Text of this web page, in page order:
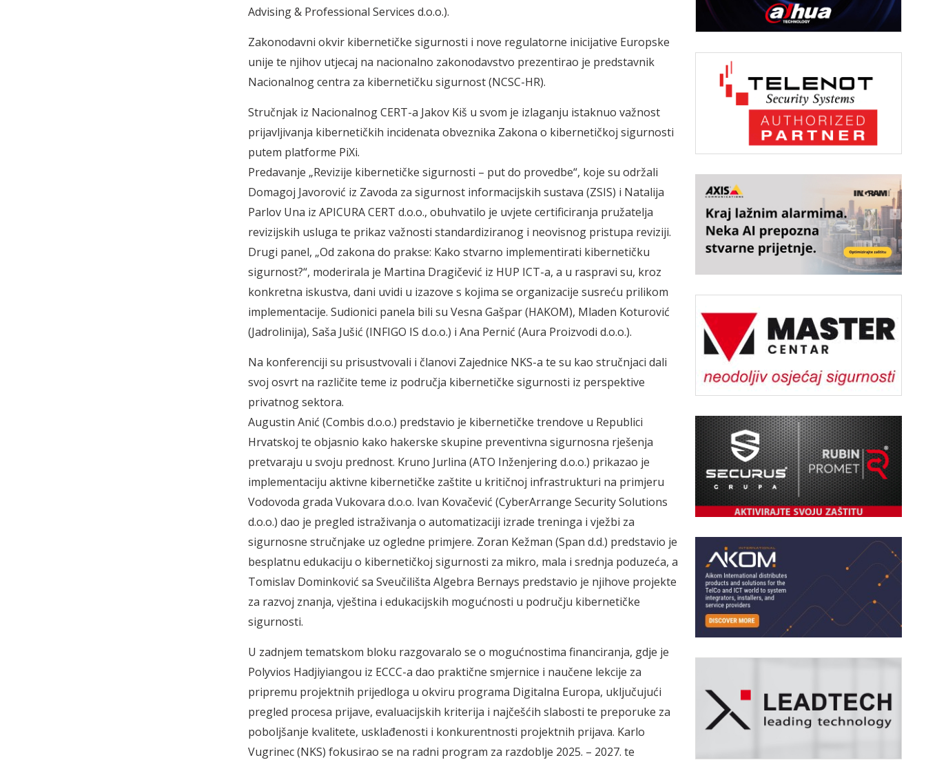
Advising & Professional Services d.o.o.).
Zakonodavni okvir kibernetičke sigurnosti i nove regulatorne inicijative Europske
unije te njihov utjecaj na nacionalno zakonodavstvo prezentirao je predstavnik
Nacionalnog centra za kibernetičku sigurnost (NCSC-HR).
Stručnjak iz Nacionalnog CERT-a Jakov Kiš u svom je izlaganju istaknuo važnost
prijavljivanja kibernetičkih incidenata obveznika Zakona o kibernetičkoj sigurnosti
putem platforme PiXi.
Predavanje „Revizije kibernetičke sigurnosti – put do provedbe“, koje su održali
Domagoj Javorović iz Zavoda za sigurnost informacijskih sustava (ZSIS) i Natalija
Parlov Una iz APICURA CERT d.o.o., obuhvatilo je uvjete certificiranja pružatelja
revizijskih usluga te prikaz važnosti standardiziranog i neovisnog pristupa reviziji.
Drugi panel, „Od zakona do prakse: Kako stvarno implementirati kibernetičku
sigurnost?“, moderirala je Martina Dragičević iz HUP ICT-a, a u raspravi su, kroz
konkretna iskustva, dani uvidi u izazove s kojima se organizacije susreću prilikom
implementacije. Sudionici panela bili su Vesna Gašpar (HAKOM), Mladen Koturović
(Jadrolinija), Saša Jušić (INFIGO IS d.o.o.) i Ana Pernić (Aura Proizvodi d.o.o.).
Na konferenciji su prisustvovali i članovi Zajednice NKS-a te su kao stručnjaci dali
svoj osvrt na različite teme iz područja kibernetičke sigurnosti iz perspektive
privatnog sektora.
Augustin Anić (Combis d.o.o.) predstavio je kibernetičke trendove u Republici
Hrvatskoj te objasnio kako hakerske skupine preventivna sigurnosna rješenja
pretvaraju u svoju prednost. Kruno Jurlina (ATO Inženjering d.o.o.) prikazao je
implementaciju aktivne kibernetičke zaštite u kritičnoj infrastrukturi na primjeru
Vodovoda grada Vukovara d.o.o. Ivan Kovačević (CyberArrange Security Solutions
d.o.o.) dao je pregled istraživanja o automatizaciji izrade treninga i vježbi za
sigurnosne stručnjake uz ogledne primjere. Zoran Kežman (Span d.d.) predstavio je
besplatnu edukaciju o kibernetičkoj sigurnosti za mikro, mala i srednja poduzeća, a
Tomislav Dominković sa Sveučilišta Algebra Bernays predstavio je njihove projekte
za razvoj znanja, vještina i edukacijskih mogućnosti u području kibernetičke
sigurnosti.
U zadnjem tematskom bloku razgovaralo se o mogućnostima financiranja, gdje je
Polyvios Hadjiyiangou iz ECCC-a dao praktične smjernice i naučene lekcije za
pripremu projektnih prijedloga u okviru programa Digitalna Europa, uključujući
pregled procesa prijave, evaluacijskih kriterija i najčešćih slabosti te preporuke za
poboljšanje kvalitete, usklađenosti i konkurentnosti projektnih prijava. Karlo
Vugrinec (NKS) fokusirao se na radni program za razdoblje 2025. – 2027. te